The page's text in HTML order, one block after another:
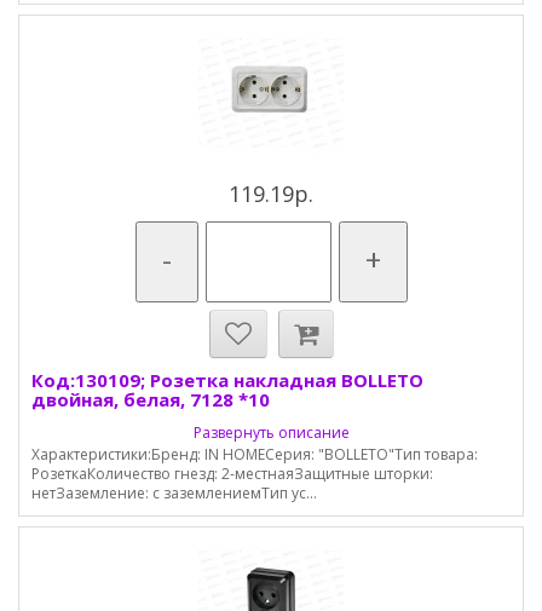
119.19р.
- +
Код:130109; Розетка накладная BOLLETO
двойная, белая, 7128 *10
Развернуть описание
Характеристики:Бренд: IN HOMEСерия: "BOLLETO"Тип товара:
РозеткаКоличество гнезд: 2-местнаяЗащитные шторки:
нетЗаземление: с заземлениемТип ус...